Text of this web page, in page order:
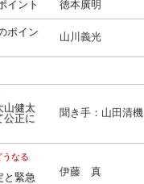
イント 徳本廣明
ポイン
山川義光
山健太
正に
聞き手：山田清機
うなる
緊急
伊藤 真